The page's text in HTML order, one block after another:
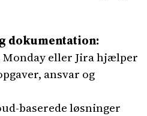
dokumentation:
Monday eller Jira hjælper
ansvar og
baserede løsninger